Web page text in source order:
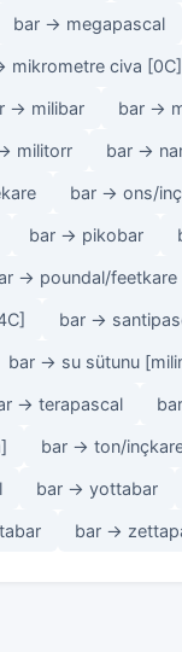
bar → megapascal
mikrometre civa [0C]
→ milibar bar →
militorr bar →
bar → ons/
bar → pikobar
→ poundal/feetkare
bar →
bar → su sütunu
→ terapascal
bar → ton/
bar → yottabar
bar →